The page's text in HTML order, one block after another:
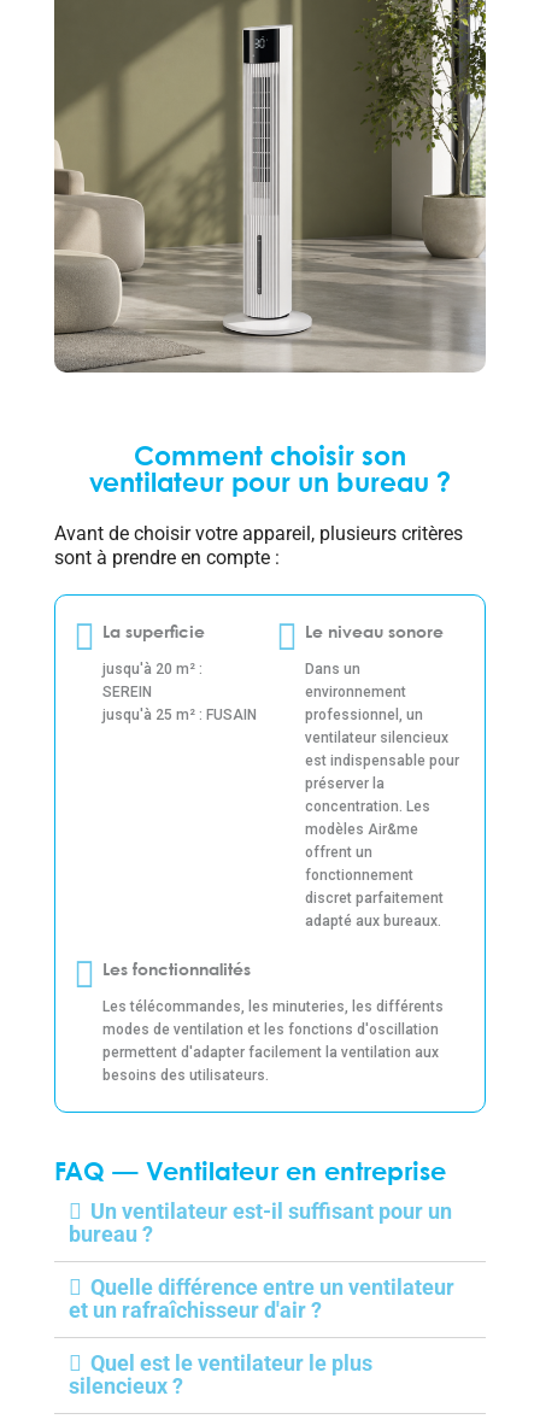
Comment choisir son
ventilateur pour un bureau ?
Avant de choisir votre appareil, plusieurs critères
sont à prendre en compte :
La superficie
jusqu'à 20 m² :
SEREIN
jusqu'à 25 m² : FUSAIN
Le niveau sonore
Dans un
environnement
professionnel, un
ventilateur silencieux
est indispensable pour
préserver la
concentration. Les
modèles Air&me
offrent un
fonctionnement
discret parfaitement
adapté aux bureaux.
Les fonctionnalités
Les télécommandes, les minuteries, les différents
modes de ventilation et les fonctions d'oscillation
permettent d'adapter facilement la ventilation aux
besoins des utilisateurs.
FAQ — Ventilateur en entreprise
Un ventilateur est-il suffisant pour un
bureau ?
Quelle différence entre un ventilateur
et un rafraîchisseur d'air ?
Quel est le ventilateur le plus
silencieux ?